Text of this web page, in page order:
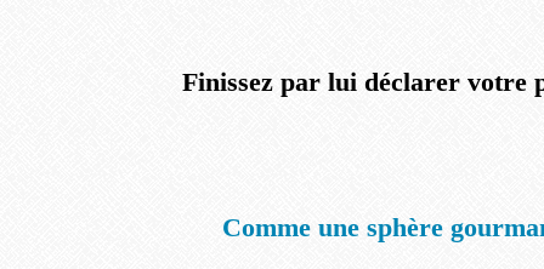
Finissez par lui déclarer votre
Comme une sphère